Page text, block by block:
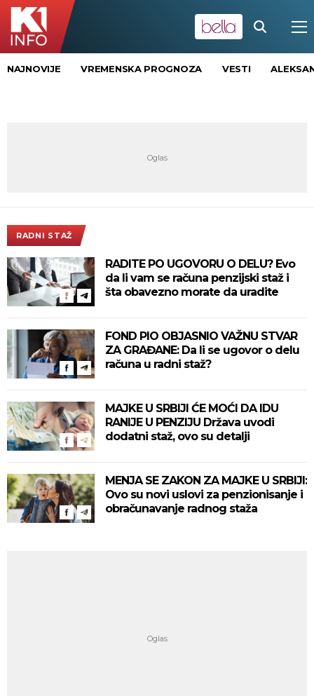
NAJNOVIJE VREMENSKA PROGNOZA VESTI
RADNI STAŽ
RADITE PO UGOVORU O DELU? Evo
da li vam se računa penzijski staž i
šta obavezno morate da uradite
FOND PIO OBJASNIO VAŽNU STVAR
ZA GRAĐANE: Da li se ugovor o delu
računa u radni staž?
MAJKE U SRBIJI ĆE MOĆI DA IDU
RANIJE U PENZIJU Država uvodi
dodatni staž, ovo su detalji
MENJA SE ZAKON ZA MAJKE U SRBIJI:
Ovo su novi uslovi za penzionisanje i
obračunavanje radnog staža